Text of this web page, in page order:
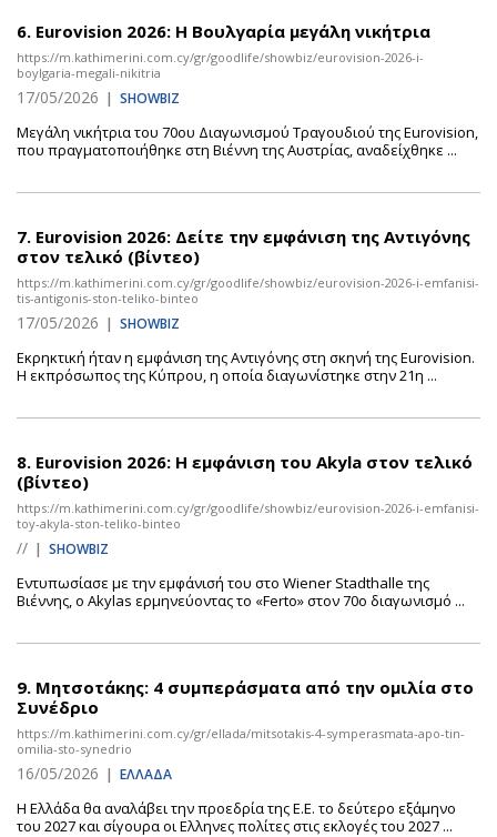
6. Eurovision 2026: Η Βουλγαρία μεγάλη νικήτρια
https://m.kathimerini.com.cy/gr/goodlife/showbiz/eurovision-2026-i-
boylgaria-megali-nikitria
17/05/2026 | SHOWBIZ
Μεγάλη νικήτρια του 70ου Διαγωνισμού Τραγουδιού της Eurovision,
που πραγματοποιήθηκε στη Βιέννη της Αυστρίας, αναδείχθηκε ...
7. Eurovision 2026: Δείτε την εμφάνιση της Αντιγόνης
στον τελικό (βίντεο)
https://m.kathimerini.com.cy/gr/goodlife/showbiz/eurovision-2026-i-emfanisi-
tis-antigonis-ston-teliko-binteo
17/05/2026 | SHOWBIZ
Εκρηκτική ήταν η εμφάνιση της Αντιγόνης στη σκηνή της Eurovision.
Η εκπρόσωπος της Κύπρου, η οποία διαγωνίστηκε στην 21η ...
8. Eurovision 2026: Η εμφάνιση του Akyla στον τελικό
(βίντεο)
https://m.kathimerini.com.cy/gr/goodlife/showbiz/eurovision-2026-i-emfanisi-
toy-akyla-ston-teliko-binteo
// | SHOWBIZ
Εντυπωσίασε με την εμφάνισή του στο Wiener Stadthalle της
Βιέννης, ο Akylas ερμηνεύοντας το «Ferto» στον 70ο διαγωνισμό ...
9. Μητσοτάκης: 4 συμπεράσματα από την ομιλία στο
Συνέδριο
https://m.kathimerini.com.cy/gr/ellada/mitsotakis-4-symperasmata-apo-tin-
omilia-sto-synedrio
16/05/2026 | ΕΛΛΑΔΑ
Η Ελλάδα θα αναλάβει την προεδρία της Ε.Ε. το δεύτερο εξάμηνο
του 2027 και σίγουρα οι Ελληνες πολίτες στις εκλογές του 2027 ...